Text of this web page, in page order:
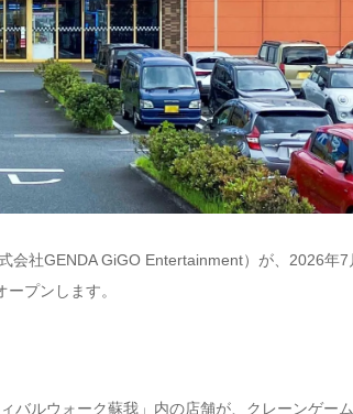
会社GENDA GiGO Entertainment）が、2026年7
プンします。
バルウォーク蘇我」内の店舗が、クレーンゲー